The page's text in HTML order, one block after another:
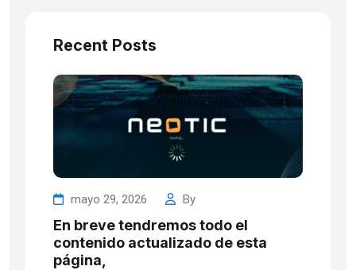
Recent Posts
mayo 29, 2026 By
En breve tendremos todo el
contenido actualizado de esta
página,